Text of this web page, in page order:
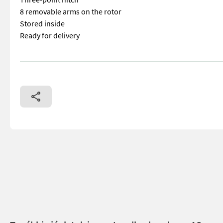
8 removable arms on the rotor
Stored inside
Ready for delivery
== Mer informasjon (NO) == mascus_category: